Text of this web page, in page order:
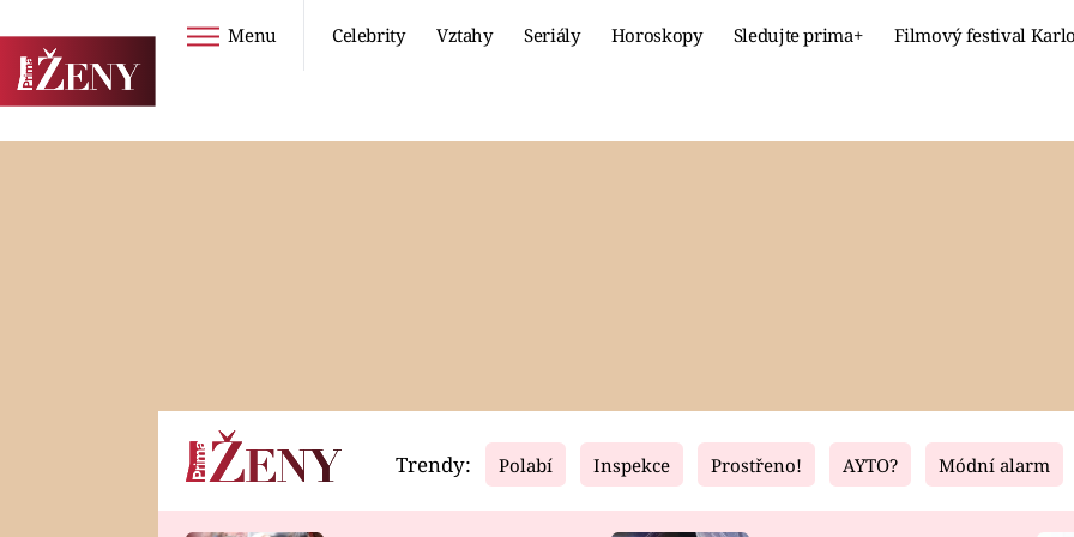
Menu Celebrity Vztahy Seriály Horoskopy Sledujte prima+ Filmový festival
Horoskopy Video Fresh Living
Trendy: Polabí Inspekce Prostřeno! AYTO? Módní alarm